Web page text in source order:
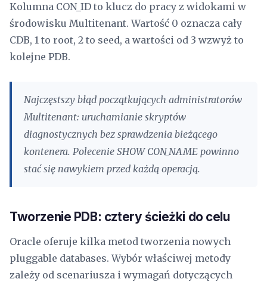
Kolumna CON_ID to klucz do pracy z widokami w
środowisku Multitenant. Wartość 0 oznacza cały
CDB, 1 to root, 2 to seed, a wartości od 3 wzwyż to
kolejne PDB.
Najczęstszy błąd początkujących administratorów
Multitenant: uruchamianie skryptów
diagnostycznych bez sprawdzenia bieżącego
kontenera. Polecenie SHOW CON_NAME powinno
stać się nawykiem przed każdą operacją.
Tworzenie PDB: cztery ścieżki do celu
Oracle oferuje kilka metod tworzenia nowych
pluggable databases. Wybór właściwej metody
zależy od scenariusza i wymagań dotyczących